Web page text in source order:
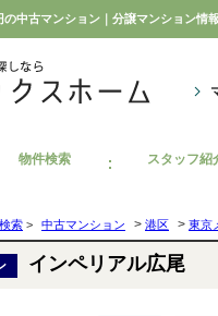
中古マンション｜分譲マンション情
物件検索 スタッフ紹
索 > 中古マンション > 港区 > 東京
インペリアル広尾